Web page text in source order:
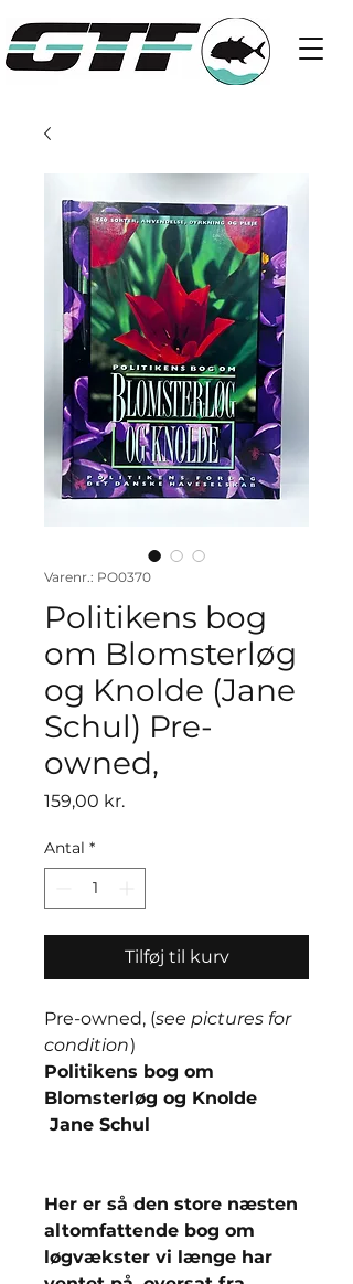
Varenr.: PO0370
Politikens bog
om Blomsterløg
og Knolde (Jane
Schul) Pre-
owned,
159,00 kr.Pris
Antal *
Tilføj til kurv
Pre-owned, (see pictures for
condition)
Politikens bog om
Blomsterløg og Knolde
Jane Schul
Her er så den store næsten
altomfattende bog om
løgvækster vi længe har